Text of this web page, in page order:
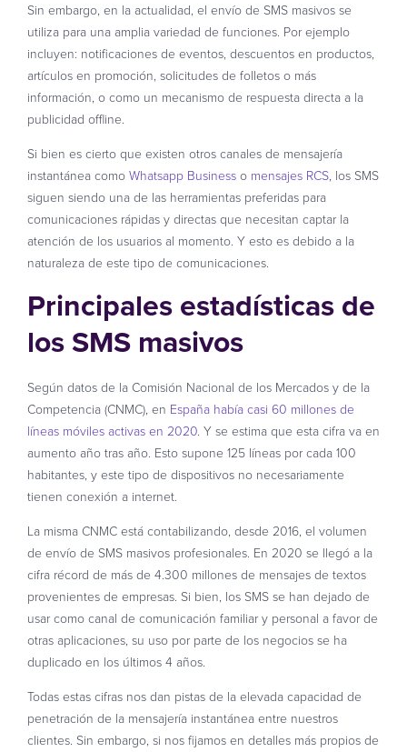
Sin embargo, en la actualidad, el envío de SMS masivos se
utiliza para una amplia variedad de funciones. Por ejemplo
incluyen: notificaciones de eventos, descuentos en productos,
artículos en promoción, solicitudes de folletos o más
información, o como un mecanismo de respuesta directa a la
publicidad offline.
Si bien es cierto que existen otros canales de mensajería
instantánea comoWhatsapp Businesso mensajes RCS, los SMS
siguen siendo una de las herramientas preferidas para
comunicaciones rápidas y directas que necesitan captar la
atención de los usuarios al momento. Y esto es debido a la
naturaleza de este tipo de comunicaciones.
Principales estadísticas de
los SMS masivos
Según datos de la Comisión Nacional de los Mercados y de la
Competencia (CNMC), en España había casi 60 millones de
líneas móviles activas en 2020. Y se estima que esta cifra va en
aumento año tras año. Esto supone 125 líneas por cada 100
habitantes, y este tipo de dispositivos no necesariamente
tienen conexión a internet.
La misma CNMC está contabilizando, desde 2016, el volumen
de envío de SMS masivos profesionales. En 2020 se llegó a la
cifra récord de más de 4.300 millones de mensajes de textos
provenientes de empresas. Si bien, los SMS se han dejado de
usar como canal de comunicación familiar y personal a favor de
otras aplicaciones, su uso por parte de los negocios se ha
duplicado en los últimos 4 años.
Todas estas cifras nos dan pistas de la elevada capacidad de
penetración de la mensajería instantánea entre nuestros
clientes. Sin embargo, si nos fijamos en detalles más propios de